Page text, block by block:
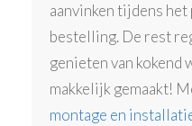
aanvinken tijdens het
bestelling. De rest
genieten van kokend
makkelijk gemaakt!
montage en